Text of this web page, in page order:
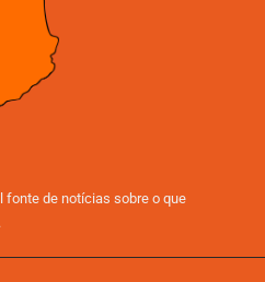
fonte de notícias sobre o que